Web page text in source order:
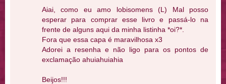
Aiai, como eu amo lobisomens (L) Mal posso
esperar para comprar esse livro e passá-lo na
frente de alguns aqui da minha listinha *oi?*.
Fora que essa capa é maravilhosa x3
Adorei a resenha e não ligo para os pontos de
exclamação ahuiahuiahia
Beijos!!!